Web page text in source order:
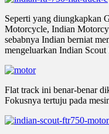
Seperti yang diungkapkan
Motorcycle, Indian
sebabnya Indian berniat
mengeluarkan Indian
Flat track ini benar-benar
Fokusnya tertuju pada